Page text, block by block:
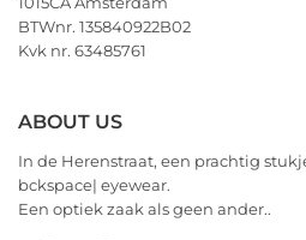
het
allerbeste
voor
BTWnr. 135840922B02
Kvk nr. 63485761
ABOUT US
In de Herenstraat, een prachtig
bckspace| eyewear.
Een optiek zaak als geen ander..